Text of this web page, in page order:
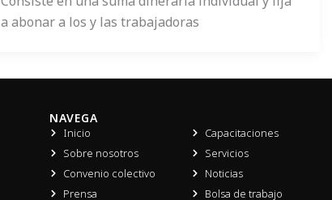
a abonar a los y las trabajadoras
NAVEGA
Inicio
Sobre nosotros
Convenio colectivo
Prensa
Capacitaciones
Servicios
Noticias
Bolsa de trabajo